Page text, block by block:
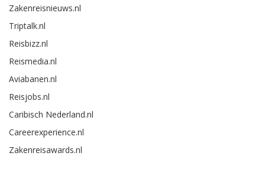
Zakenreisnieuws.nl
Triptalk.nl
Reisbizz.nl
Reismedia.nl
Aviabanen.nl
Reisjobs.nl
Caribisch Nederland.nl
Careerexperience.nl
Zakenreisawards.nl